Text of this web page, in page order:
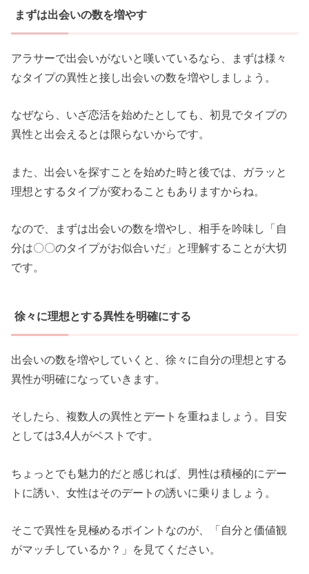
まずは出会いの数を増やす
アラサーで出会いがないと嘆いているなら、まずは様々
なタイプの異性と接し出会いの数を増やしましょう。
なぜなら、いざ恋活を始めたとしても、初見でタイプの
異性と出会えるとは限らないからです。
また、出会いを探すことを始めた時と後では、ガラッと
理想とするタイプが変わることもありますからね。
なので、まずは出会いの数を増やし、相手を吟味し「自
分は〇〇のタイプがお似合いだ」と理解することが大切
です。
徐々に理想とする異性を明確にする
出会いの数を増やしていくと、徐々に自分の理想とする
異性が明確になっていきます。
そしたら、複数人の異性とデートを重ねましょう。目安
としては3,4人がベストです。
ちょっとでも魅力的だと感じれば、男性は積極的にデー
トに誘い、女性はそのデートの誘いに乗りましょう。
そこで異性を見極めるポイントなのが、「自分と価値観
がマッチしているか？」を見てください。